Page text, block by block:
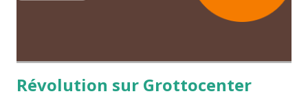
Révolution sur Grottocenter